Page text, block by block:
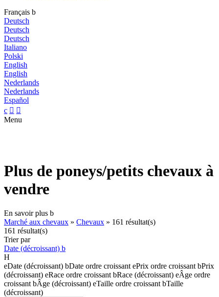
Français b
Deutsch
Deutsch
Deutsch
Italiano
Polski
English
English
Nederlands
Nederlands
Español
c  
Menu
Plus de poneys/petits chevaux à
vendre
En savoir plus b
Marché aux chevaux » Chevaux » 161 résultat(s)
161 résultat(s)
Trier par
Date (décroissant) b
H
eDate (décroissant) bDate ordre croissant ePrix ordre croissant bPrix
(décroissant) eRace ordre croissant bRace (décroissant) eÂge ordre
croissant bÂge (décroissant) eTaille ordre croissant bTaille
(décroissant)